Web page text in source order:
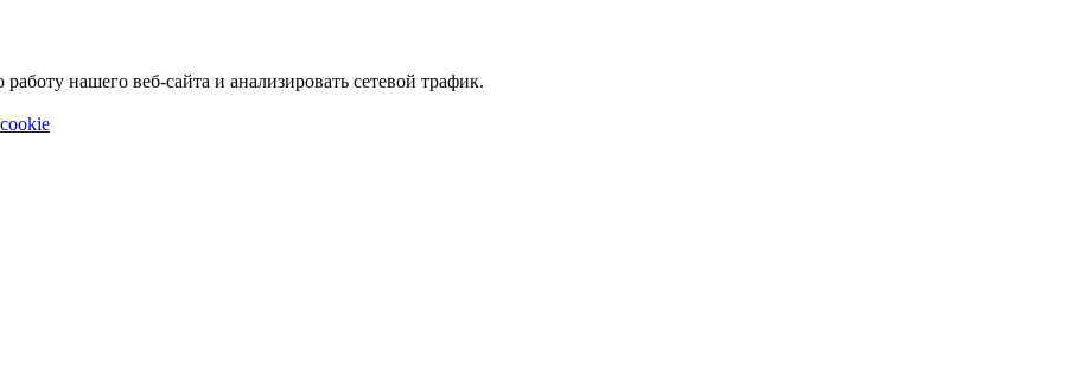
нашего веб-сайта и анализировать сетевой трафик.